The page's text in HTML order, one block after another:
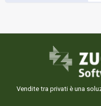
Vendite tra privati è una